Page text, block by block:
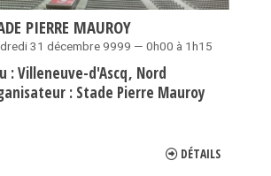
PIERRE MAUROY
31 décembre 9999 — 0h00 à 1h15
:Villeneuve-d'Ascq Nord
: Stade Pierre Mauroy
DÉTAILS